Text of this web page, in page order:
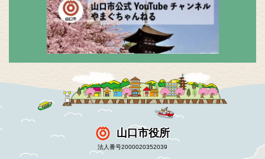
山口市役所
法人番号2000020352039